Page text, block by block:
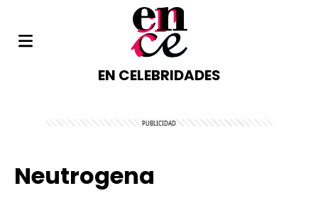
EN CELEBRIDADES
Neutrogena